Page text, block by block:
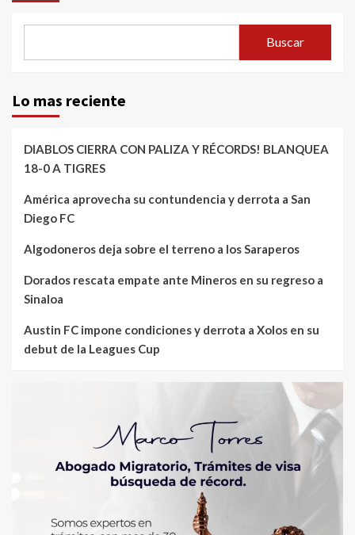
Buscar
Lo mas reciente
DIABLOS CIERRA CON PALIZA Y RÉCORDS! BLANQUEA
18-0 A TIGRES
América aprovecha su contundencia y derrota a San
Diego FC
Algodoneros deja sobre el terreno a los Saraperos
Dorados rescata empate ante Mineros en su regreso a
Sinaloa
Austin FC impone condiciones y derrota a Xolos en su
debut de la Leagues Cup